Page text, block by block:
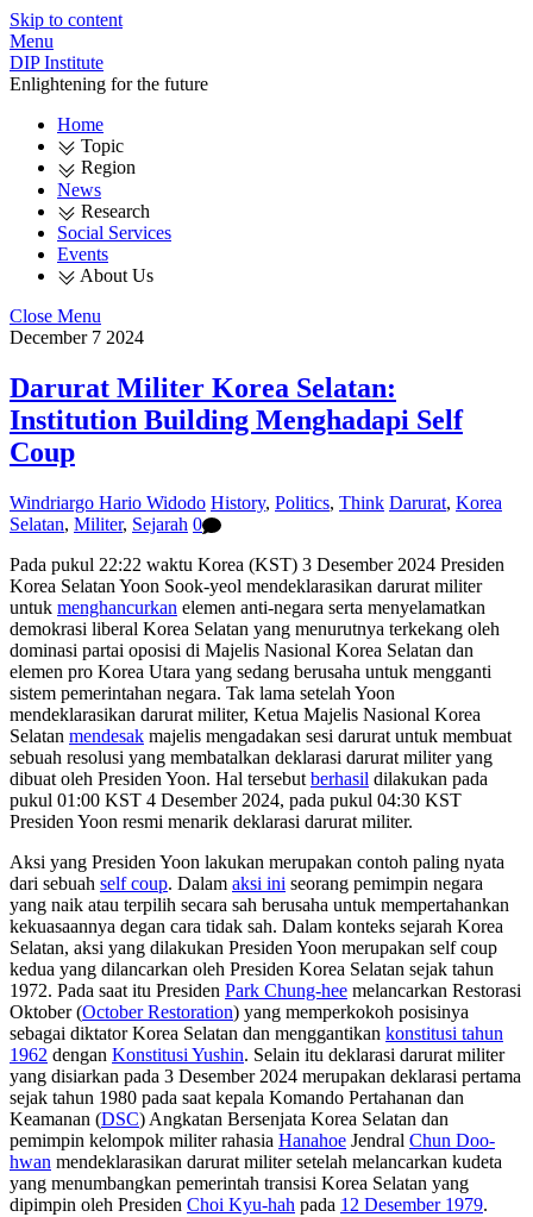
Skip to content
Menu
DIP Institute
Enlightening for the future
Home
Topic
Region
News
Research
Social Services
Events
About Us
Close Menu
December 7 2024
Darurat Militer Korea Selatan:
Institution Building Menghadapi Self
Coup
Windriargo Hario Widodo History, Politics, Think Darurat, Korea
Selatan, Militer, Sejarah 0
Pada pukul 22:22 waktu Korea (KST) 3 Desember 2024 Presiden
Korea Selatan Yoon Sook-yeol mendeklarasikan darurat militer
untuk menghancurkan elemen anti-negara serta menyelamatkan
demokrasi liberal Korea Selatan yang menurutnya terkekang oleh
dominasi partai oposisi di Majelis Nasional Korea Selatan dan
elemen pro Korea Utara yang sedang berusaha untuk mengganti
sistem pemerintahan negara. Tak lama setelah Yoon
mendeklarasikan darurat militer, Ketua Majelis Nasional Korea
Selatan mendesak majelis mengadakan sesi darurat untuk membuat
sebuah resolusi yang membatalkan deklarasi darurat militer yang
dibuat oleh Presiden Yoon. Hal tersebutberhasil dilakukan pada
pukul 01:00 KST 4 Desember 2024, pada pukul 04:30 KST
Presiden Yoon resmi menarik deklarasi darurat militer.
Aksi yang Presiden Yoon lakukan merupakan contoh paling nyata
dari sebuah self coup. Dalam aksi ini seorang pemimpin negara
yang naik atau terpilih secara sah berusaha untuk mempertahankan
kekuasaannya degan cara tidak sah. Dalam konteks sejarah Korea
Selatan, aksi yang dilakukan Presiden Yoon merupakan self coup
kedua yang dilancarkan oleh Presiden Korea Selatan sejak tahun
1972. Pada saatitu Presiden Park Chung-hee melancarkan Restorasi
Oktober (October Restoration) yang memperkokoh posisinya
sebagai diktator Korea Selatan dan menggantikan konstitusi tahun
1962 dengan Konstitusi Yushin. Selain itu deklarasi darurat militer
yang disiarkan pada 3 Desember 2024 merupakan deklarasi pertama
sejak tahun 1980 pada saatkepala Komando Pertahanan dan
Keamanan (DSC) Angkatan Bersenjata Korea Selatan dan
pemimpin kelompok militerrahasia Hanahoe Jendral Chun Doo-
hwan mendeklarasikan darurat militer setelah melancarkan kudeta
yang menumbangkan pemerintah transisi Korea Selatan yang
dipimpin oleh Presiden Choi Kyu-hah pada 12 Desember 1979.